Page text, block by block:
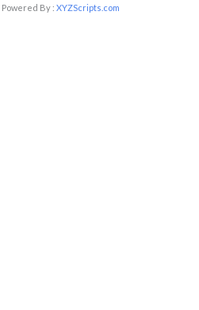
Powered By : XYZScripts.com